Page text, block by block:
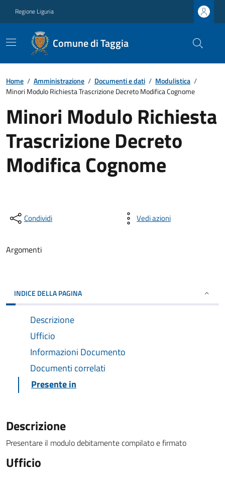
Regione Liguria
Comune di Taggia
Home / Amministrazione / Documenti e dati / Modulistica /
Minori Modulo Richiesta Trascrizione Decreto Modifica Cognome
Minori Modulo Richiesta
Trascrizione Decreto
Modifica Cognome
Condividi Vedi azioni
Argomenti
INDICE DELLA PAGINA
Descrizione
Ufficio
Informazioni Documento
Documenti correlati
Presente in
Descrizione
Presentare il modulo debitamente compilato e firmato
Ufficio